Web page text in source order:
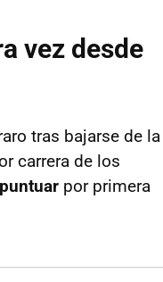
vez desde
tras bajarse de la
carrera de los
por primera